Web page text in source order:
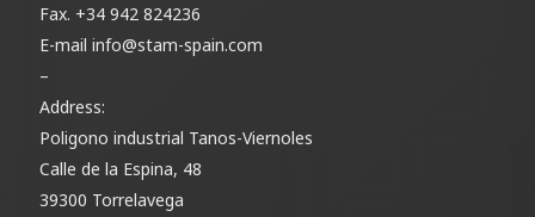
Fax. +34 942 824236
E-mailinfo@stam-spain.com
–
Address:
Poligono industrial Tanos-Viernoles
Calle de la Espina, 48
39300 Torrelavega